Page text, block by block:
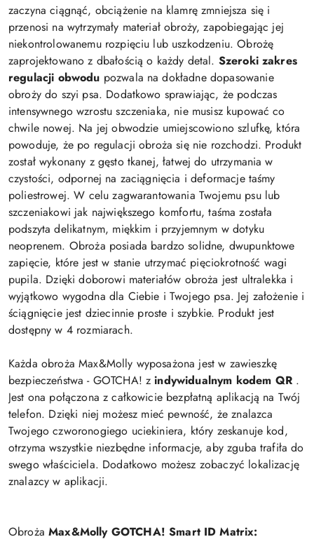
zaczyna ciągnąć, obciążenie na klamrę zmniejsza się i
przenosi na wytrzymały materiał obroży, zapobiegając jej
niekontrolowanemu rozpięciu lub uszkodzeniu. Obrożę
zaprojektowano z dbałością o każdy detal. Szeroki zakres
regulacji obwodu pozwala na dokładne dopasowanie
obroży do szyi psa. Dodatkowo sprawiając, że podczas
intensywnego wzrostu szczeniaka, nie musisz kupować co
chwile nowej. Na jej obwodzie umiejscowiono szlufkę, która
powoduje, że po regulacji obroża się nie rozchodzi. Produkt
został wykonany z gęsto tkanej, łatwej do utrzymania w
czystości, odpornej na zaciągnięcia i deformacje taśmy
poliestrowej. W celu zagwarantowania Twojemu psu lub
szczeniakowi jak największego komfortu, taśma została
podszyta delikatnym, miękkim i przyjemnym w dotyku
neoprenem. Obroża posiada bardzo solidne, dwupunktowe
zapięcie, które jest w stanie utrzymać pięciokrotność wagi
pupila. Dzięki doborowi materiałów obroża jest ultralekka i
wyjątkowo wygodna dla Ciebie i Twojego psa. Jej założenie i
ściągnięcie jest dziecinnie proste i szybkie. Produkt jest
dostępny w 4 rozmiarach.
Każda obroża Max&Molly wyposażona jest w zawieszkę
bezpieczeństwa - GOTCHA! zindywidualnym kodem QR .
Jest ona połączona z całkowicie bezpłatną aplikacją na Twój
telefon. Dzięki niej możesz mieć pewność, że znalazca
Twojego czworonogiego uciekiniera, który zeskanuje kod,
otrzyma wszystkie niezbędne informacje, aby zguba trafiła do
swego właściciela. Dodatkowo możesz zobaczyć lokalizację
znalazcy w aplikacji.
Obroża Max&Molly GOTCHA! Smart ID Matrix: